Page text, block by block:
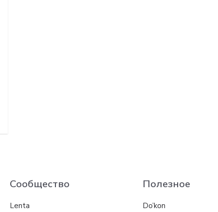
Сообщество
Lenta
Полезное
Do’kon